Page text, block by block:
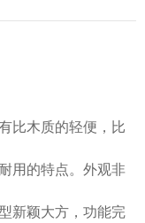
比木质的轻便，比
用的特点。外观非
新颖大方，功能完